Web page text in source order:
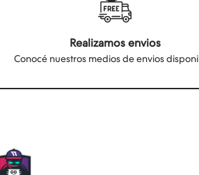
Realizamos envios
Conocé nuestros medios de envios